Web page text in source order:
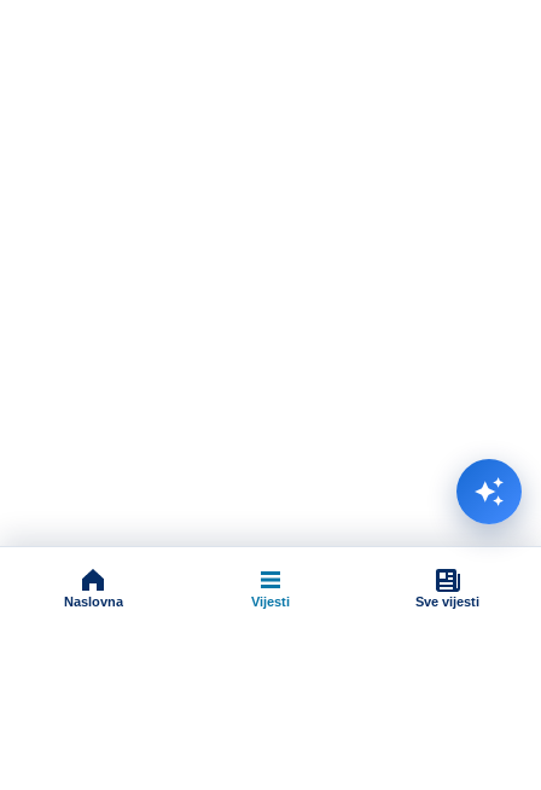
Naslovna Vijesti Sve vijesti